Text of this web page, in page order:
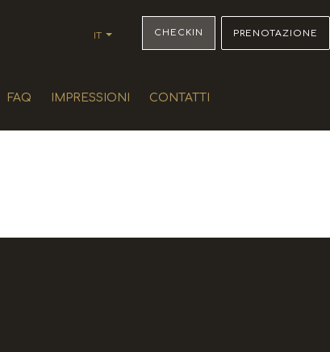
IT
DE
CHECKIN PRENOTAZIONE
FAQ IMPRESSIONI CONTATTI